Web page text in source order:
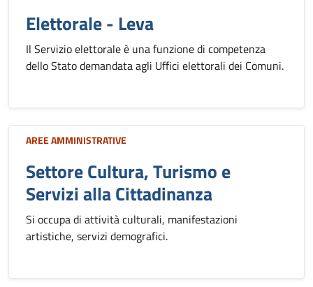
Elettorale - Leva
Il Servizio elettorale è una funzione di competenza
dello Stato demandata agli Uffici elettorali dei Comuni.
AREE AMMINISTRATIVE
Settore Cultura, Turismo e
Servizi alla Cittadinanza
Si occupa di attività culturali, manifestazioni
artistiche, servizi demografici.